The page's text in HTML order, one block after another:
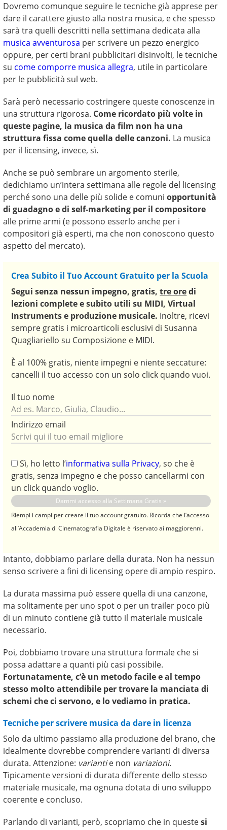
Dovremo comunque seguire le tecniche già apprese per
dare il carattere giusto alla nostra musica, e che spesso
sarà tra quelli descritti nella settimana dedicata alla
musica avventurosa per scrivere un pezzo energico
oppure, per certi brani pubblicitari disinvolti, le tecniche
su come comporre musica allegra, utile in particolare
per le pubblicità sul web.
Sarà però necessario costringere queste conoscenze in
una struttura rigorosa. Come ricordato più volte in
queste pagine, la musica da film non ha una
struttura fissa come quella delle canzoni. La musica
per il licensing, invece, sì.
Anche se può sembrare un argomento sterile,
dedichiamo un’intera settimana alle regole del licensing
perché sono una delle più solide e comuniopportunità
di guadagno e di self-marketing per il compositore
alle prime armi (e possono esserlo anche per i
compositori già esperti, ma che non conoscono questo
aspetto del mercato).
Crea Subito il Tuo Account Gratuito per la Scuola
Segui senza nessun impegno,gratis,tre oredi
lezioni complete e subito utili su MIDI, Virtual
Instruments e produzione musicale. Inoltre, ricevi
sempre gratis i microarticoli esclusivi di Susanna
Quagliariello su Composizione e MIDI.
È al 100% gratis, niente impegni e niente seccature:
cancelli il tuo accesso con un solo click quando vuoi.
Il tuo nome
Indirizzo email
Sì, ho letto l’informativa sulla Privacy, so che è
gratis, senza impegno e che posso cancellarmi con
un click quando voglio.
Riempi i campi per creare il tuo account gratuito. Ricorda che l’accesso
all’Accademia di Cinematografia Digitale è riservato ai maggiorenni.
Intanto, dobbiamo parlare della durata. Non ha nessun
senso scrivere a fini di licensing opere di ampio respiro.
La durata massima può essere quella di una canzone,
ma solitamente per uno spot o per un trailer poco più
di un minuto contiene già tutto il materiale musicale
necessario.
Poi, dobbiamo trovare una struttura formale che si
possa adattare a quanti più casi possibile.
Fortunatamente, c’è un metodo facile e al tempo
stesso molto attendibile per trovare la manciata di
schemi che ci servono, e lo vediamo in pratica.
Tecniche per scrivere musica da dare in licenza
Solo da ultimo passiamo alla produzione del brano, che
idealmente dovrebbe comprendere varianti di diversa
durata. Attenzione: variantie non variazioni.
Tipicamente versioni di durata differente dello stesso
materiale musicale, ma ognuna dotata di uno sviluppo
coerente e concluso.
Parlando di varianti, però, scopriamo che in questesi